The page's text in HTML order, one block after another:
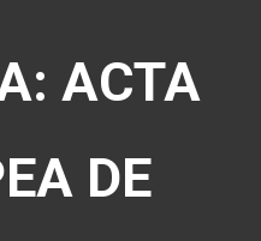
ACTA
DE